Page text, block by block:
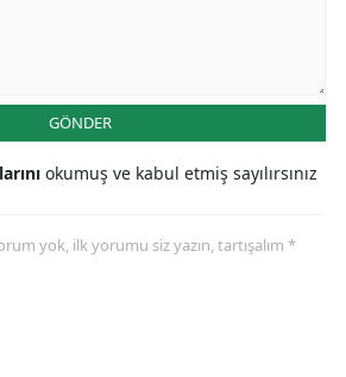
GÖNDER
okumuş ve kabul etmiş sayılırsınız
yok, ilk yorumu siz yazın, tartışalım *